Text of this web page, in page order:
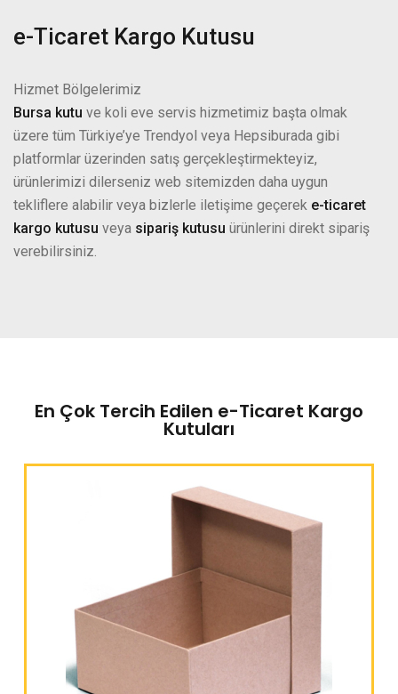
e-Ticaret Kargo Kutusu
Hizmet Bölgelerimiz
Bursa kutu ve koli eve servis hizmetimiz başta olmak
üzere tüm Türkiye’ye Trendyol veya Hepsiburada gibi
platformlar üzerinden satış gerçekleştirmekteyiz,
ürünlerimizi dilerseniz web sitemizden daha uygun
tekliflere alabilir veya bizlerle iletişime geçerek e-ticaret
kargo kutusu veya sipariş kutusu ürünlerini direkt sipariş
verebilirsiniz.
En Çok Tercih Edilen e-Ticaret Kargo
Kutuları